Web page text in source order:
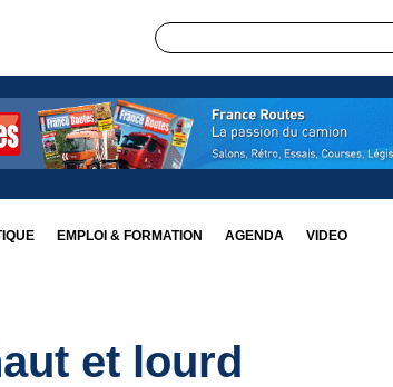
EMPLOI & FORMATION AGENDA VIDEO
et lourd